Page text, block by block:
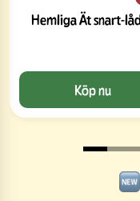
Hemliga Ät snart-
Köp nu